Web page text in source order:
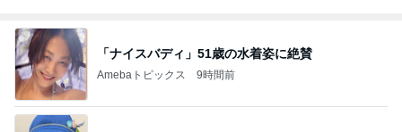
「ナイスバディ」51歳の水着姿に絶賛
Amebaトピックス 9時間前